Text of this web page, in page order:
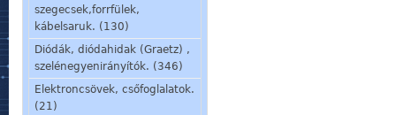
szegecsek,forrfülek,
kábelsaruk. (130)
Diódák, diódahidak (Graetz) ,
szelénegyenirányítók. (346)
Elektroncsövek, csőfoglalatok.
(21)